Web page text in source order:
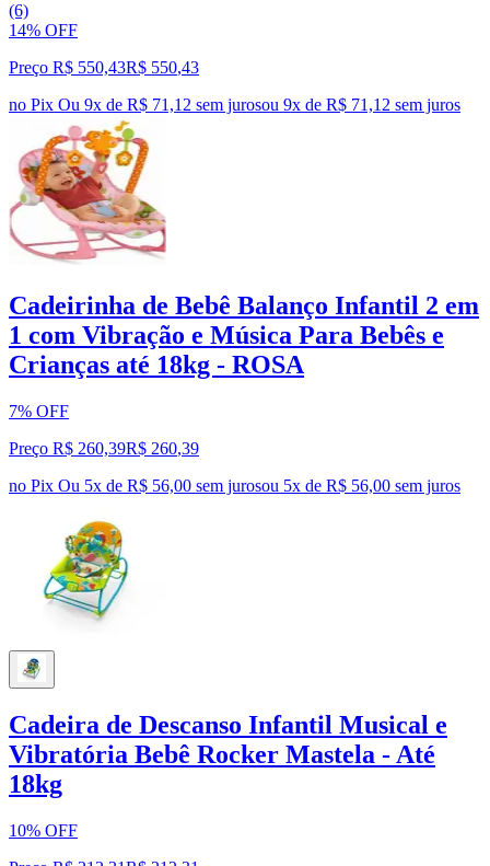
(6)
14% OFF
Preço R$ 550,43R$ 550,43
no Pix Ou 9x de R$ 71,12 sem jurosou 9x de R$ 71,12 sem juros
Cadeirinha de Bebê Balanço Infantil 2 em
1 com Vibração e Música Para Bebês e
Crianças até 18kg - ROSA
7% OFF
Preço R$ 260,39R$ 260,39
no Pix Ou 5x de R$ 56,00 sem jurosou 5x de R$ 56,00 sem juros
Cadeira de Descanso Infantil Musical e
Vibratória Bebê Rocker Mastela - Até
18kg
10% OFF